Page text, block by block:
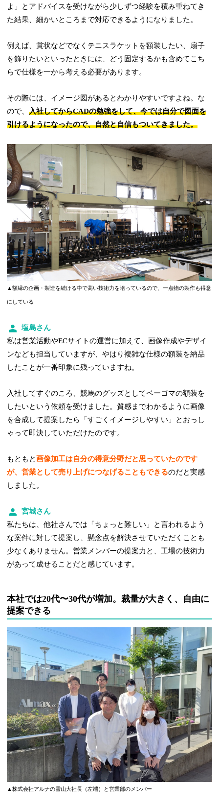
よ」とアドバイスを受けながら少しずつ経験を積み重ねてき
た結果、細かいところまで対応できるようになりました。
例えば、賞状などでなくテニスラケットを額装したい、扇子
を飾りたいといったときには、どう固定するかも含めてこち
らで仕様を一から考える必要があります。
その際には、イメージ図があるとわかりやすいですよね。な
ので、入社してからCADの勉強をして、今では自分で図面を
引けるようになったので、自然と自信もついてきました。
▲額縁の企画・製造を続ける中で高い技術力を培っているので、一点物の製作も得意
にしている
塩島さん
私は営業活動やECサイトの運営に加えて、画像作成やデザイ
ンなども担当していますが、やはり複雑な仕様の額装を納品
したことが一番印象に残っていますね。
入社してすぐのころ、競馬のグッズとしてベーゴマの額装を
したいという依頼を受けました。質感までわかるように画像
を合成して提案したら「すごくイメージしやすい」とおっし
ゃって即決していただけたのです。
もともと画像加工は自分の得意分野だと思っていたのです
が、営業として売り上げにつなげることもできるのだと実感
しました。
宮城さん
私たちは、他社さんでは「ちょっと難しい」と言われるよう
な案件に対して提案し、懸念点を解決させていただくことも
少なくありません。営業メンバーの提案力と、工場の技術力
があって成せることだと感じています。
本社では20代〜30代が増加。裁量が大きく、自由に
提案できる
▲株式会社アルナの雪山大社長（左端）と営業部のメンバー